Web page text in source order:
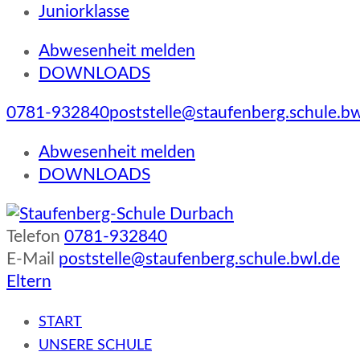
Juniorklasse
Abwesenheit melden
DOWNLOADS
0781-932840
Abwesenheit melden
DOWNLOADS
Staufenberg-Schule Durbach
Telefon 0781-932840
E-Mail poststelle@staufenberg.schule.bwl.de
Eltern
START
UNSERE SCHULE